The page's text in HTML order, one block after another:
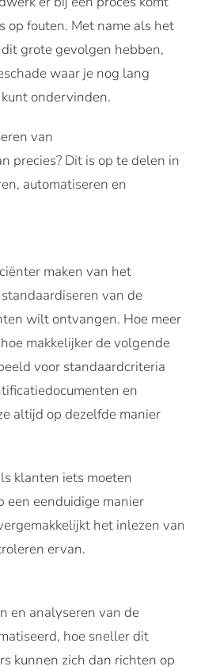
op fouten. Met name als het
grote gevolgen hebben,
waar je nog lang
ondervinden.
van
precies? Dit is op te delen in
automatiseren en
maken van het
van de
wilt ontvangen. Hoe meer
makkelijker de volgende
voor standaardcriteria
en
altijd op dezelfde manier
klanten iets moeten
een eenduidige manier
het inlezen van
ervan.
en analyseren van de
hoe sneller dit
kunnen zich dan richten op